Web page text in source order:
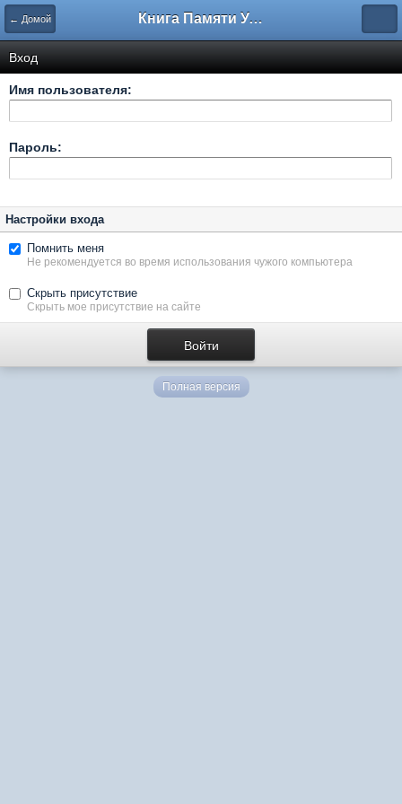
← Домой Книга Памяти Узбекистана
Вход
Имя пользователя:
Пароль:
Настройки входа
Помнить меня
Не рекомендуется во время использования чужого компьютера
Скрыть присутствие
Скрыть мое присутствие на сайте
Полная версия